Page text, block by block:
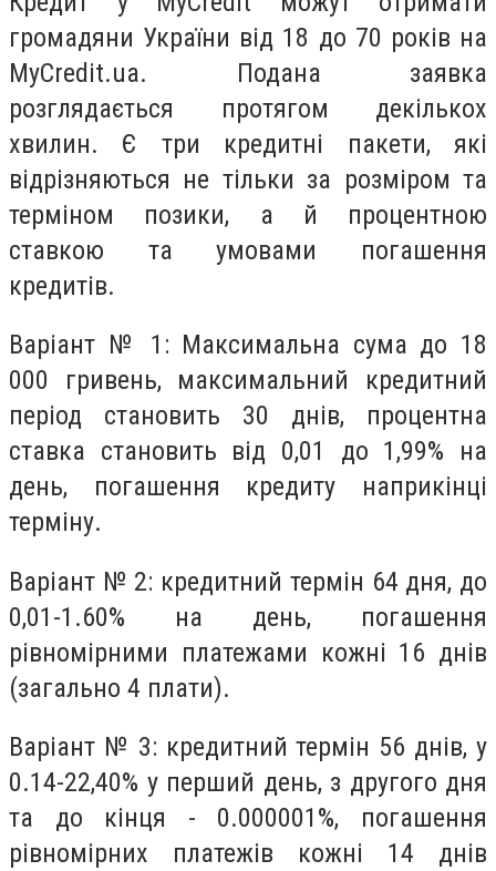
громадяни України від 18 до 70 років на
MyCredit.ua. Подана заявка
розглядається протягом декількох
хвилин. Є три кредитні пакети, які
відрізняються не тільки за розміром та
терміном позики, а й процентною
ставкою та умовами погашення
кредитів.
Варіант № 1: Максимальна сума до 18
000 гривень, максимальний кредитний
період становить 30 днів, процентна
ставка становить від 0,01 до 1,99% на
день, погашення кредиту наприкінці
терміну.
Варіант № 2: кредитний термін 64 дня, до
0,01-1.60% на день, погашення
рівномірними платежами кожні 16 днів
(загально 4 плати).
Варіант № 3: кредитний термін 56 днів, у
0.14-22,40% у перший день, з другого дня
та до кінця - 0.000001%, погашення
рівномірних платежів кожні 14 днів